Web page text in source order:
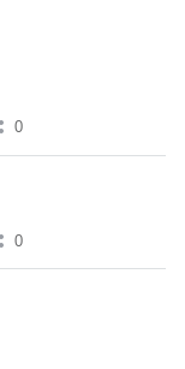
0
0